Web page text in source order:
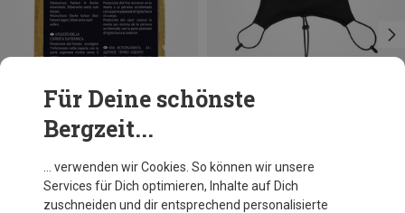
Rescue Blanket Rettungsdecke
CHF 9.50
ONE SIZE
Für Deine schönste
Bergzeit...
… verwenden wir Cookies. So können wir unsere
Services für Dich optimieren, Inhalte auf Dich
zuschneiden und dir entsprechend personalisierte